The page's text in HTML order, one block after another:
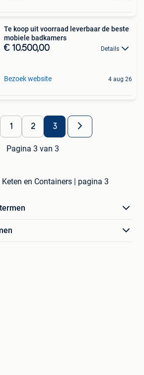
Te koop uit voorraad leverbaar de beste
mobiele badkamers
€ 10.500,00 Details
Bezoek website 4 aug 26
1 2 3
Pagina 3 van 3
en Containers | pagina 3